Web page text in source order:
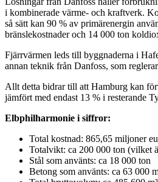
i kombinerade värme- och kraftverk.
så sätt kan 90 % av primärenergin
bränslekostnader och 14 000 ton
Fjärrvärmen leds till byggnaderna i
annan teknik från Danfoss, som
Allt detta bidrar till att Hamburg kan
jämfört med endast 13 % i resterande
Elbphilharmonie i siffror:
Total kostnad: 865,65 miljoner
Totalvikt: ca 200 000 ton (vilket
Stål som använts: ca 18 000 ton
Betong som använts: ca 63 000